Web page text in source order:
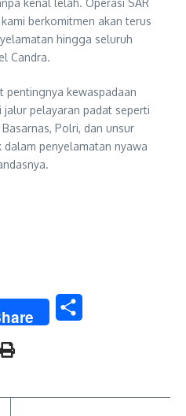
kenal lelah. Operasi SAR
berkomitmen akan terus
hingga seluruh
Candra.
pentingnya kewaspadaan
pelayaran padat seperti
Polri, dan unsur
penyelamatan nyawa